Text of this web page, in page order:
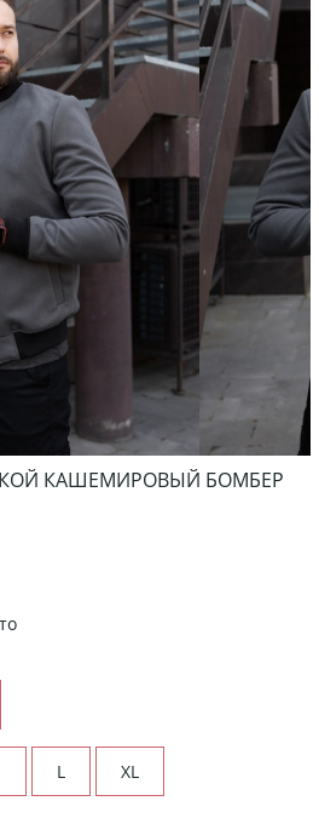
КАШЕМИРОВЫЙ БОМБЕР
L XL